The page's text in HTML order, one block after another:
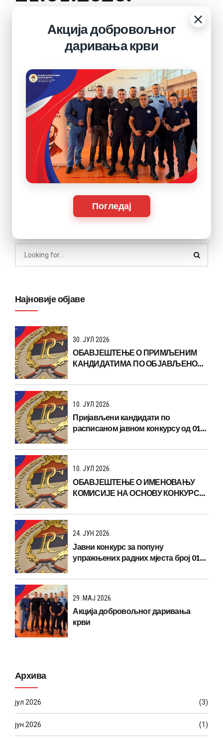
22. јануар 2026.
ДОБОЈ ДОБОЈ Број: 01-120-188/26-1 Дана,21.01.2026..
године. На основу члана 29. став 1. и члана 58. Закона о
извршењу кривичних и прекршајних санкција Републике
Српске („Службени гласник Републике Српске“ бр. 63/18 и
55/23), у складу са Правилником о унутрашњој
организацији и систематизацији радних мјеста у Казнено-
поправном заводу Добој („Службени...
Најновије објаве
30. ЈУЛ 2026.
ОБАВЈЕШТЕЊЕ О ПРИМЉЕНИМ
КАНДИДАТИМА ПО ОБЈАВЉЕНОМ
22.06.2026.год
10. ЈУЛ 2026.
Пријављени кандидати по
расписаном јавном конкурсу од 01-
10. ЈУЛ 2026.
ОБАВЈЕШТЕЊЕ О ИМЕНОВАЊУ
КОМИСИЈЕ НА ОСНОВУ КОНКУРСА
год.
24. ЈУН 2026.
Јавни конкурс за попуну
упражњених радних мјеста број 01-
29. МАЈ 2026.
Акција добровољног даривања
крви
Архива
јул 2026 (3)
јун 2026 (1)
Акција добровољног
даривања крви
Погледај